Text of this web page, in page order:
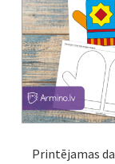
Printējamas